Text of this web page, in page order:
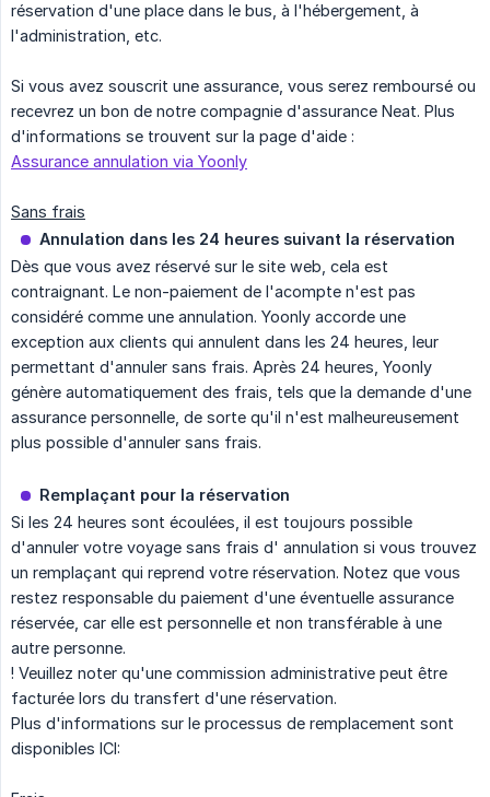
réservation d'une place dans le bus, à l'hébergement, à
l'administration, etc.
Si vous avez souscrit une assurance, vous serez remboursé ou
recevrez un bon de notre compagnie d'assurance Neat. Plus
d'informations se trouvent sur la page d'aide :
Assurance annulation via Yoonly
Sans frais
Annulation dans les 24 heures suivant la réservation
Dès que vous avez réservé sur le site web, cela est
contraignant. Le non-paiement de l'acompte n'est pas
considéré comme une annulation. Yoonly accorde une
exception aux clients qui annulent dans les 24 heures, leur
permettant d'annuler sans frais. Après 24 heures, Yoonly
génère automatiquement des frais, tels que la demande d'une
assurance personnelle, de sorte qu'il n'est malheureusement
plus possible d'annuler sans frais.
Remplaçant pour la réservation
Si les 24 heures sont écoulées, il est toujours possible
d'annuler votre voyage sans frais d' annulation si vous trouvez
un remplaçant qui reprend votre réservation. Notez que vous
restez responsable du paiement d'une éventuelle assurance
réservée, car elle est personnelle et non transférable à une
autre personne.
! Veuillez noter qu'une commission administrative peut être
facturée lors du transfert d'une réservation.
Plus d'informations sur le processus de remplacement sont
disponibles ICI: